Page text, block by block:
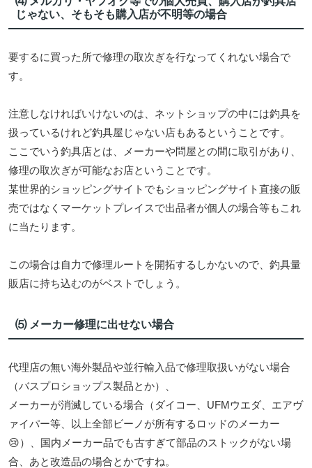
じゃない、そもそも購入店が不明等の場合
要するに買った所で修理の取次ぎを行なってくれない場合で
す。
注意しなければいけないのは、ネットショップの中には釣具を
扱っているけれど釣具屋じゃない店もあるということです。
ここでいう釣具店とは、メーカーや問屋との間に取引があり、
修理の取次ぎが可能なお店ということです。
某世界的ショッピングサイトでもショッピングサイト直接の販
売ではなくマーケットプレイスで出品者が個人の場合等もこれ
に当たります。
この場合は自力で修理ルートを開拓するしかないので、釣具量
販店に持ち込むのがベストでしょう。
⑸ メーカー修理に出せない場合
代理店の無い海外製品や並行輸入品で修理取扱いがない場合
（バスプロショップス製品とか）、
メーカーが消滅している場合（ダイコー、UFMウエダ、エアヴ
ァイパー等、以上全部ビーノが所有するロッドのメーカー
😢）、国内メーカー品でも古すぎて部品のストックがない場
合、あと改造品の場合とかですね。